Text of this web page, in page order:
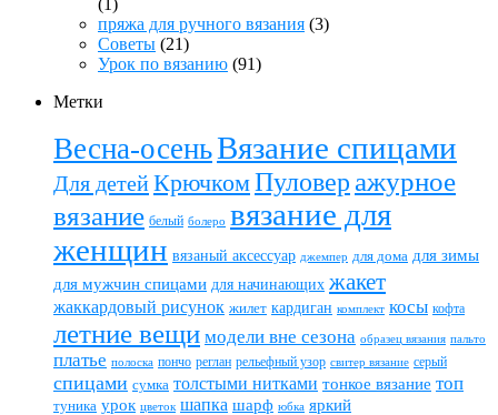
пряжа для ручного вязания (3)
Советы (21)
Урок по вязанию (91)
Метки
Весна-осеньВязание спицами
Для детейКрючкомПуловер ажурное
вязание белый болеро вязание для
женщин вязаный аксессуар джемпер для дома для зимы
для мужчин спицами для начинающих жакет
жаккардовый рисунок жилет кардиган комплект косы кофта
летние вещи модели вне сезона образец вязания пальто
платье полоска пончо реглан рельефный узор свитер вязание серый
спицами сумка толстыми нитками тонкое вязание топ
туника урок цветок шапка шарф юбка яркий